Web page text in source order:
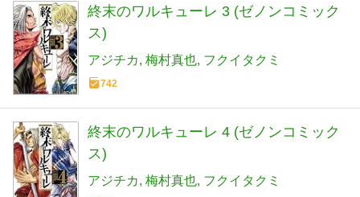
終末のワルキューレ 3 (ゼノンコミック
ス)
アジチカ 梅村真也 フクイタクミ
742
終末のワルキューレ 4 (ゼノンコミック
ス)
アジチカ 梅村真也 フクイタクミ